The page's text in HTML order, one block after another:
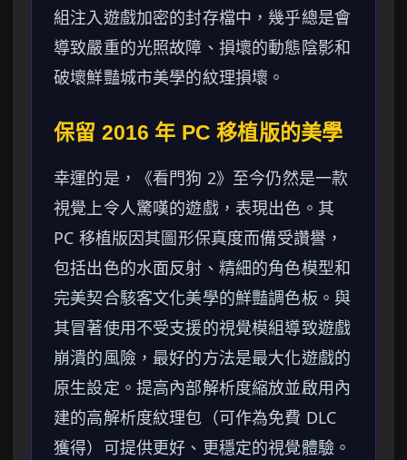
組注入遊戲加密的封存檔中，幾乎總是會
導致嚴重的光照故障、損壞的動態陰影和
破壞鮮豔城市美學的紋理損壞。
保留 2016 年 PC 移植版的美學
幸運的是，《看門狗 2》至今仍然是一款
視覺上令人驚嘆的遊戲，表現出色。其
PC 移植版因其圖形保真度而備受讚譽，
包括出色的水面反射、精細的角色模型和
完美契合駭客文化美學的鮮豔調色板。與
其冒著使用不受支援的視覺模組導致遊戲
崩潰的風險，最好的方法是最大化遊戲的
原生設定。提高內部解析度縮放並啟用內
建的高解析度紋理包（可作為免費 DLC
獲得）可提供更好、更穩定的視覺體驗。